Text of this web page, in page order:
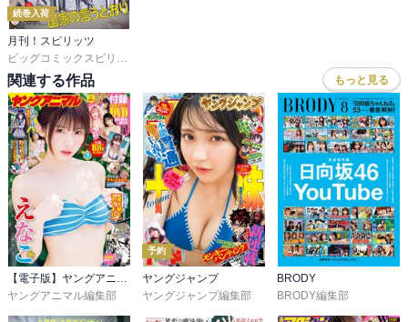
続巻入荷
月刊！スピリッツ
ビッグコミックスピリッツ編集部
関連する作品 もっと見る
ヤングアニマル編集部
予約
ヤングジャンプ
ヤングジャンプ編集部
BRODY
BRODY編集部